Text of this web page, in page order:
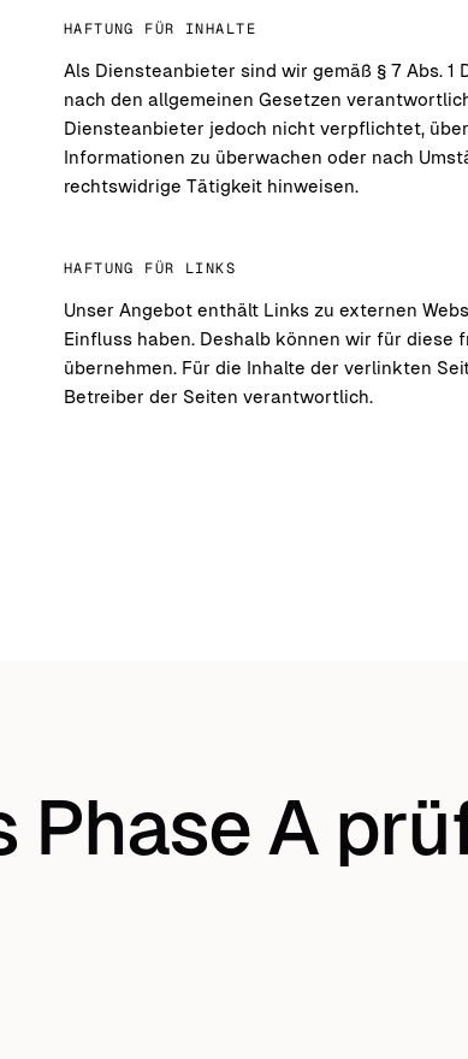
HAFTUNG FÜR INHALTE
Als Diensteanbieter sind wir gemäß § 7 Abs.
nach den allgemeinen Gesetzen
Diensteanbieter jedoch nicht verpflichtet,
Informationen zu überwachen oder nach
rechtswidrige Tätigkeit hinweisen.
HAFTUNG FÜR LINKS
Unser Angebot enthält Links zu externen
Einfluss haben. Deshalb können wir für diese
übernehmen. Für die Inhalte der verlinkten
Betreiber der Seiten verantwortlich.
Phase A